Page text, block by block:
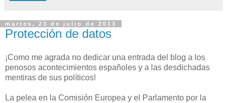
martes, 23 de julio de 2013
Protección de datos
¡Como me agrada no dedicar una entrada del blog a los
penosos acontecimientos españoles y a las desdichadas
mentiras de sus políticos!
La pelea en la Comisión Europea y el Parlamento por la